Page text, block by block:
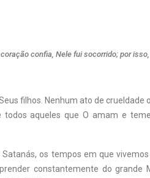
confia, Nele fui socorrido; por
filhos. Nenhum ato de crueldade
aqueles que O amam e
os tempos em que
constantemente do grande